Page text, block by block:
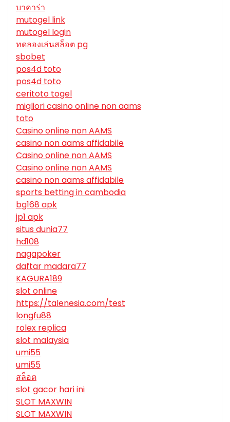
บาคาร่า
mutogel link
mutogel login
ทดลองเล่นสล็อต pg
sbobet
pos4d toto
pos4d toto
ceritoto togel
migliori casino online non aams
toto
Casino online non AAMS
casino non aams affidabile
Casino online non AAMS
Casino online non AAMS
casino non aams affidabile
sports betting in cambodia
bg168 apk
jp1 apk
situs dunia77
hd108
nagapoker
daftar madara77
KAGURA189
slot online
https://talenesia.com/test
longfu88
rolex replica
slot malaysia
umi55
umi55
สล็อต
slot gacor hari ini
SLOT MAXWIN
SLOT MAXWIN